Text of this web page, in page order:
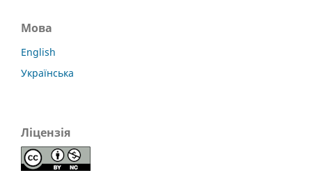
Мова
English
Українська
Ліцензія